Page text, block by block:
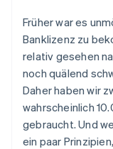
Früher war es
Banklizenz zu
relativ gesehen
noch quälend
Daher haben wir
wahrscheinlich
gebraucht. Und
ein paar